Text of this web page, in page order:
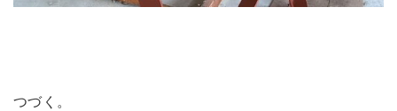
つづく。